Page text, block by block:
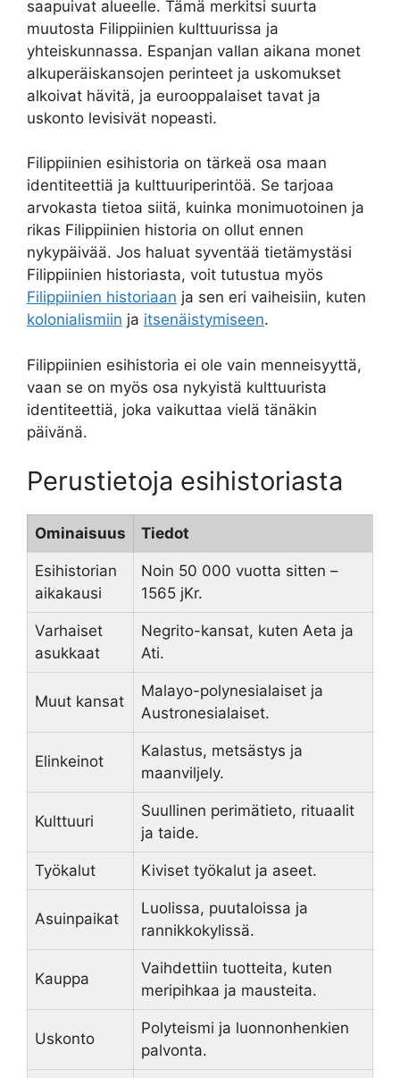
saapuivat alueelle. Tämä merkitsi suurta
muutosta Filippiinien kulttuurissa ja
yhteiskunnassa. Espanjan vallan aikana monet
alkuperäiskansojen perinteet ja uskomukset
alkoivat hävitä, ja eurooppalaiset tavat ja
uskonto levisivät nopeasti.
Filippiinien esihistoria on tärkeä osa maan
identiteettiä ja kulttuuriperintöä. Se tarjoaa
arvokasta tietoa siitä, kuinka monimuotoinen ja
rikas Filippiinien historia on ollut ennen
nykypäivää. Jos haluat syventää tietämystäsi
Filippiinien historiasta, voit tutustua myös
Filippiinien historiaan ja sen eri vaiheisiin, kuten
kolonialismiin ja itsenäistymiseen.
Filippiinien esihistoria ei ole vain menneisyyttä,
vaan se on myös osa nykyistä kulttuurista
identiteettiä, joka vaikuttaa vielä tänäkin
päivänä.
Perustietoja esihistoriasta
Ominaisuus Tiedot
Esihistorian
aikakausi
Noin 50 000 vuotta sitten –
1565 jKr.
Varhaiset
asukkaat
Negrito-kansat, kuten Aeta ja
Ati.
Muut kansat
Malayo-polynesialaiset ja
Austronesialaiset.
Elinkeinot
Kalastus, metsästys ja
maanviljely.
Kulttuuri
Suullinen perimätieto, rituaalit
ja taide.
Työkalut Kiviset työkalut ja aseet.
Asuinpaikat
Luolissa, puutaloissa ja
rannikkokylissä.
Kauppa
Vaihdettiin tuotteita, kuten
meripihkaa ja mausteita.
Uskonto
Polyteismi ja luonnonhenkien
palvonta.